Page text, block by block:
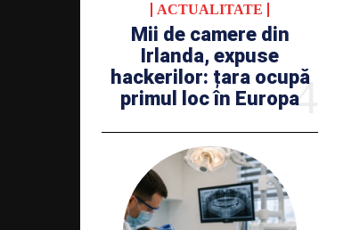
ACTUALITATE
Mii de camere din
Irlanda, expuse
hackerilor: țara ocupă
primul loc în Europa